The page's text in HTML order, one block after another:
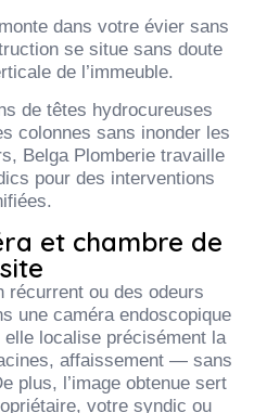
dans votre évier sans
se situe sans doute
de l’immeuble.
de têtes hydrocureuses
colonnes sans inonder les
Belga Plomberie travaille
pour des interventions
et chambre de
récurrent ou des odeurs
une caméra endoscopique
localise précisément la
affaissement — sans
plus, l’image obtenue sert
votre syndic ou